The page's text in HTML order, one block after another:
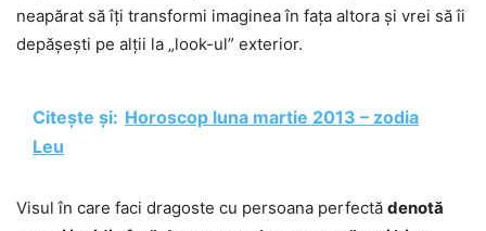
neapărat să îți transformi imaginea în fața altora și vrei să îi
depășești pe alții la „look-ul” exterior.
Citește și: Horoscop luna martie 2013 – zodia
Leu
Visul în care faci dragoste cu persoana perfectă denotă